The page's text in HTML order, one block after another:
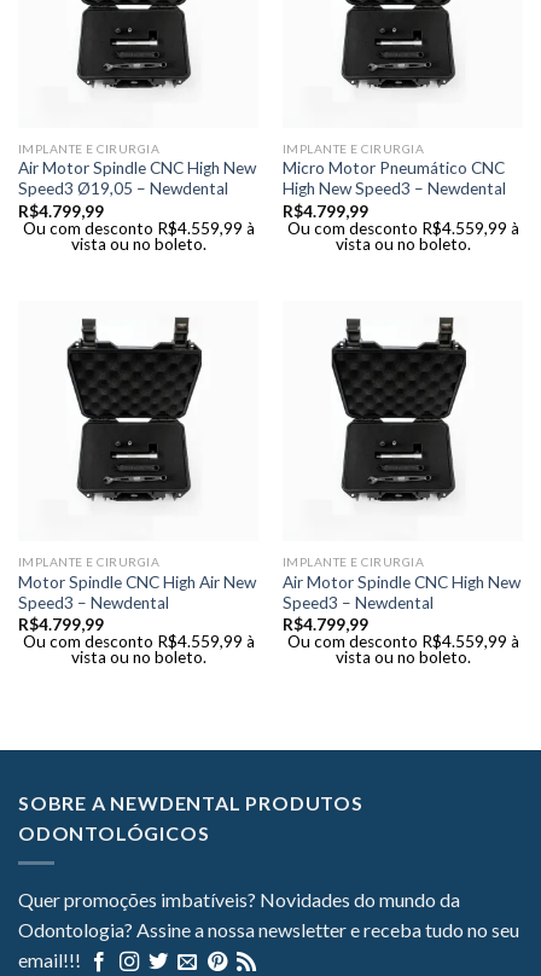
IMPLANTE E CIRURGIA
Air Motor Spindle CNC High New
Speed3 Ø19,05 – Newdental
R$4.799,99
Ou com desconto R$4.559,99 à
vista ou no boleto.
IMPLANTE E CIRURGIA
Micro Motor Pneumático CNC
High New Speed3 – Newdental
R$4.799,99
Ou com desconto R$4.559,99 à
vista ou no boleto.
IMPLANTE E CIRURGIA
Motor Spindle CNC High Air New
Speed3 – Newdental
R$4.799,99
Ou com desconto R$4.559,99 à
vista ou no boleto.
IMPLANTE E CIRURGIA
Air Motor Spindle CNC High New
Speed3 – Newdental
R$4.799,99
Ou com desconto R$4.559,99 à
vista ou no boleto.
SOBRE A NEWDENTAL PRODUTOS
ODONTOLÓGICOS
Quer promoções imbatíveis? Novidades do mundo da
Odontologia? Assine a nossa newsletter e receba tudo no seu
email!!!